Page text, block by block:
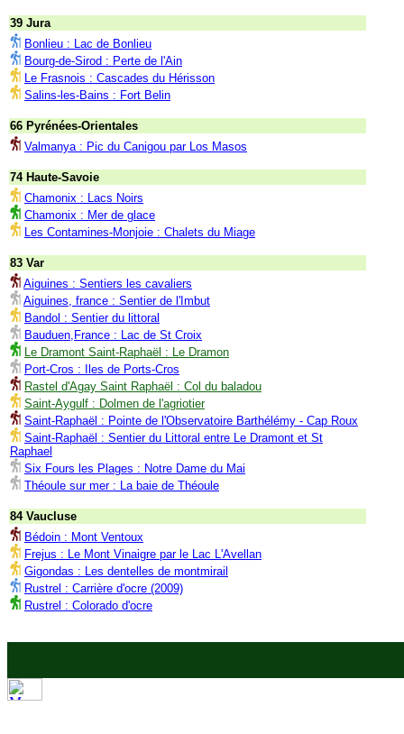
39 Jura
Bonlieu : Lac de Bonlieu
Bourg-de-Sirod : Perte de l'Ain
Le Frasnois : Cascades du Hérisson
Salins-les-Bains : Fort Belin
66 Pyrénées-Orientales
Valmanya : Pic du Canigou par Los Masos
74 Haute-Savoie
Chamonix : Lacs Noirs
Chamonix : Mer de glace
Les Contamines-Monjoie : Chalets du Miage
83 Var
Aiguines : Sentiers les cavaliers
Aiguines, france : Sentier de l'Imbut
Bandol : Sentier du littoral
Bauduen,France : Lac de St Croix
Le Dramont Saint-Raphaël : Le Dramon
Port-Cros : Iles de Ports-Cros
Rastel d'Agay Saint Raphaël : Col du baladou
Saint-Aygulf : Dolmen de l'agriotier
Saint-Raphaël : Pointe de l'Observatoire Barthélémy - Cap Roux
Saint-Raphaël : Sentier du Littoral entre Le Dramont et St
Raphael
Six Fours les Plages : Notre Dame du Mai
Théoule sur mer : La baie de Théoule
84 Vaucluse
Bédoin : Mont Ventoux
Frejus : Le Mont Vinaigre par le Lac L'Avellan
Gigondas : Les dentelles de montmirail
Rustrel : Carrière d'ocre (2009)
Rustrel : Colorado d'ocre